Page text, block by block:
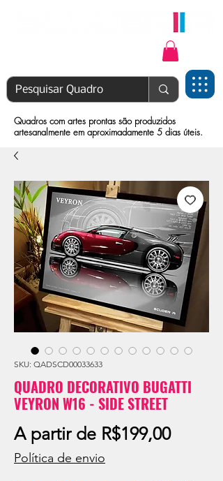
Quadros com artes prontas são produzidos
artesanalmente em aproximadamente 5 dias úteis.
SKU: QADSCD00033633
QUADRO DECORATIVO BUGATTI
VEYRON W16 - SIDE STREET
A partir de R$199,00Preço
Política de envio